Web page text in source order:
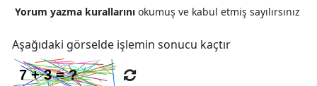
Yorum yazma kurallarını okumuş ve kabul etmiş sayılırsınız
Aşağıdaki görselde işlemin sonucu kaçtır